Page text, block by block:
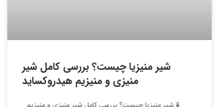
شیر منیزیا چیست؟ بررسی کامل شیر
منیزی و منیزیم هیدروکساید